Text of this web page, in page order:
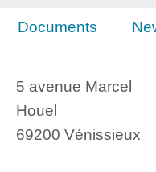
Documents
5 avenue Marcel
Houel
69200 Vénissieux